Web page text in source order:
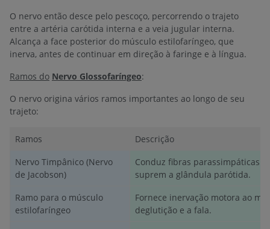
O nervo então desce pelo pescoço, percorrendo o trajeto
entre a artéria carótida interna e a veia jugular interna.
Alcança a face posterior do músculo estilofaríngeo, que
inerva, antes de continuar em direção à faringe e à língua.
Ramos do Nervo Glossofaríngeo:
O nervo origina vários ramos importantes ao longo de seu
trajeto:
Ramos
Descrição
Nervo Timpânico (Nervo
de Jacobson)
Conduz fibras parassimpáticas
suprem a glândula parótida.
Ramo para o músculo
estilofaríngeo
Fornece inervação motora ao
deglutição e a fala.